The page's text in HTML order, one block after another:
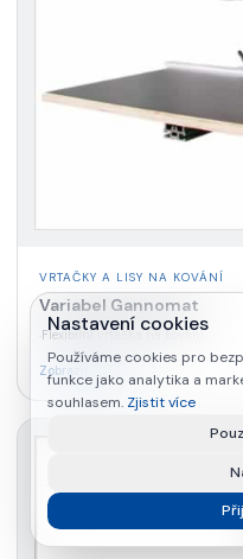
VRTAČKY A LISY NA KOVÁNÍ
Variabel Gannomat
Flexibilní vrtačka na kování
Zobrazit detail
Nastavení cookies
Používáme cookies pro
funkce jako analytika a
souhlasem. Zjistit více